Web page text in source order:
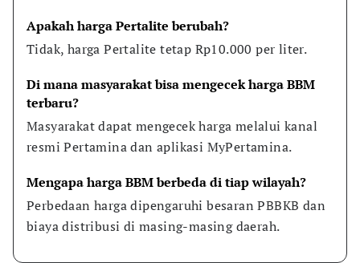
Apakah harga Pertalite berubah?
Tidak, harga Pertalite tetap Rp10.000 per liter.
Di mana masyarakat bisa mengecek harga BBM
terbaru?
Masyarakat dapat mengecek harga melalui kanal
resmi Pertamina dan aplikasi MyPertamina.
Mengapa harga BBM berbeda di tiap wilayah?
Perbedaan harga dipengaruhi besaran PBBKB dan
biaya distribusi di masing-masing daerah.